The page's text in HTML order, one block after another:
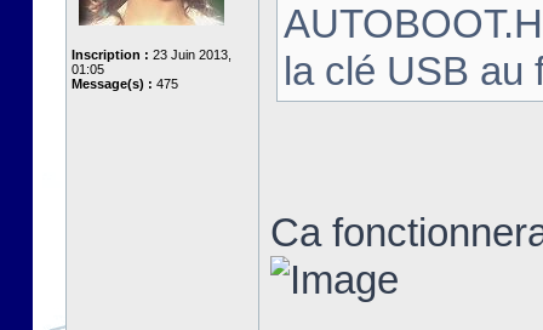
Inscription : 23 Juin 2013,
01:05
Message(s) : 475
la clé USB au
Ca